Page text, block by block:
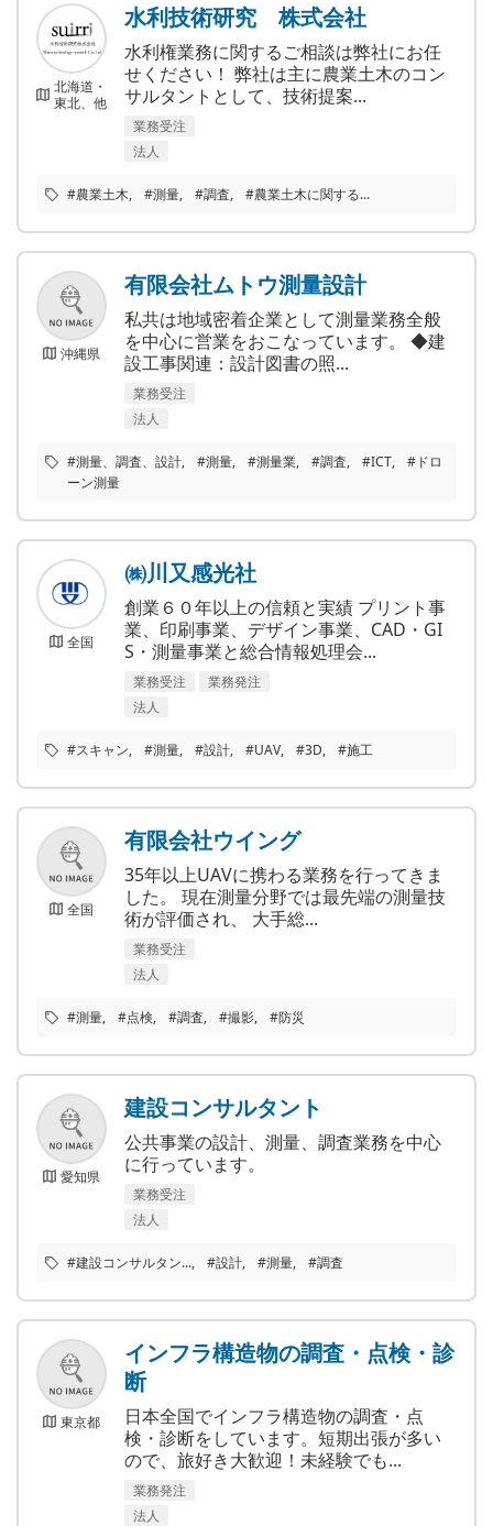
北海道・
東北、他
水利技術研究 株式会社
水利権業務に関するご相談は弊社にお任
せください！ 弊社は主に農業土木のコン
サルタントとして、技術提案...
業務受注
法人
#農業土木 #測量 #調査 #農業土木に関する...
沖縄県
有限会社ムトウ測量設計
私共は地域密着企業として測量業務全般
を中心に営業をおこなっています。 ◆建
設工事関連：設計図書の照...
業務受注
法人
#測量、調査、設計 #測量 #測量業 #調査 #ICT
#ドロ
ーン測量
全国
㈱川又感光社
創業６０年以上の信頼と実績 プリント事
業、印刷事業、デザイン事業、CAD・GI
S・測量事業と総合情報処理会...
業務受注
業務発注
法人
#スキャン #測量 #設計 #UAV #3D #施工
全国
有限会社ウイング
35年以上UAVに携わる業務を行ってきま
した。 現在測量分野では最先端の測量技
術が評価され、 大手総...
業務受注
法人
#測量 #点検 #調査 #撮影 #防災
愛知県
建設コンサルタント
公共事業の設計、測量、調査業務を中心
に行っています。
業務受注
法人
#建設コンサルタン... #設計 #測量 #調査
東京都
インフラ構造物の調査・点検・診
断
日本全国でインフラ構造物の調査・点
検・診断をしています。短期出張が多い
ので、旅好き大歓迎！未経験でも...
業務発注
法人